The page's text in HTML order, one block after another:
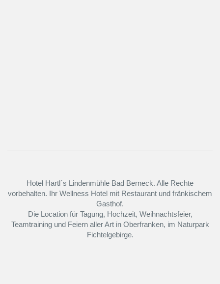
Hotel Hartl´s Lindenmühle Bad Berneck. Alle Rechte
vorbehalten. Ihr Wellness Hotel mit Restaurant und fränkischem
Gasthof.
Die Location für Tagung, Hochzeit, Weihnachtsfeier,
Teamtraining und Feiern aller Art in Oberfranken, im Naturpark
Fichtelgebirge.